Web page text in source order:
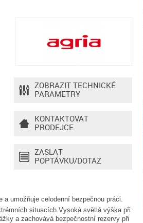
ZOBRAZIT TECHNICKÉ
PARAMETRY
KONTAKTOVAT
PRODEJCE
ZASLAT
POPTÁVKU/DOTAZ
umožňuje celodenní bezpečnou práci.
situacích.Vysoká světlá výška při
a zachovává bezpečnostní rezervy při